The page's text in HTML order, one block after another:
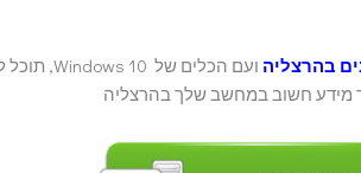
בהרצליה ועם הכלים של Windows 10, תוכל לעשות דברים אדירים.
מידע חשוב במחשב שלך בהרצליה